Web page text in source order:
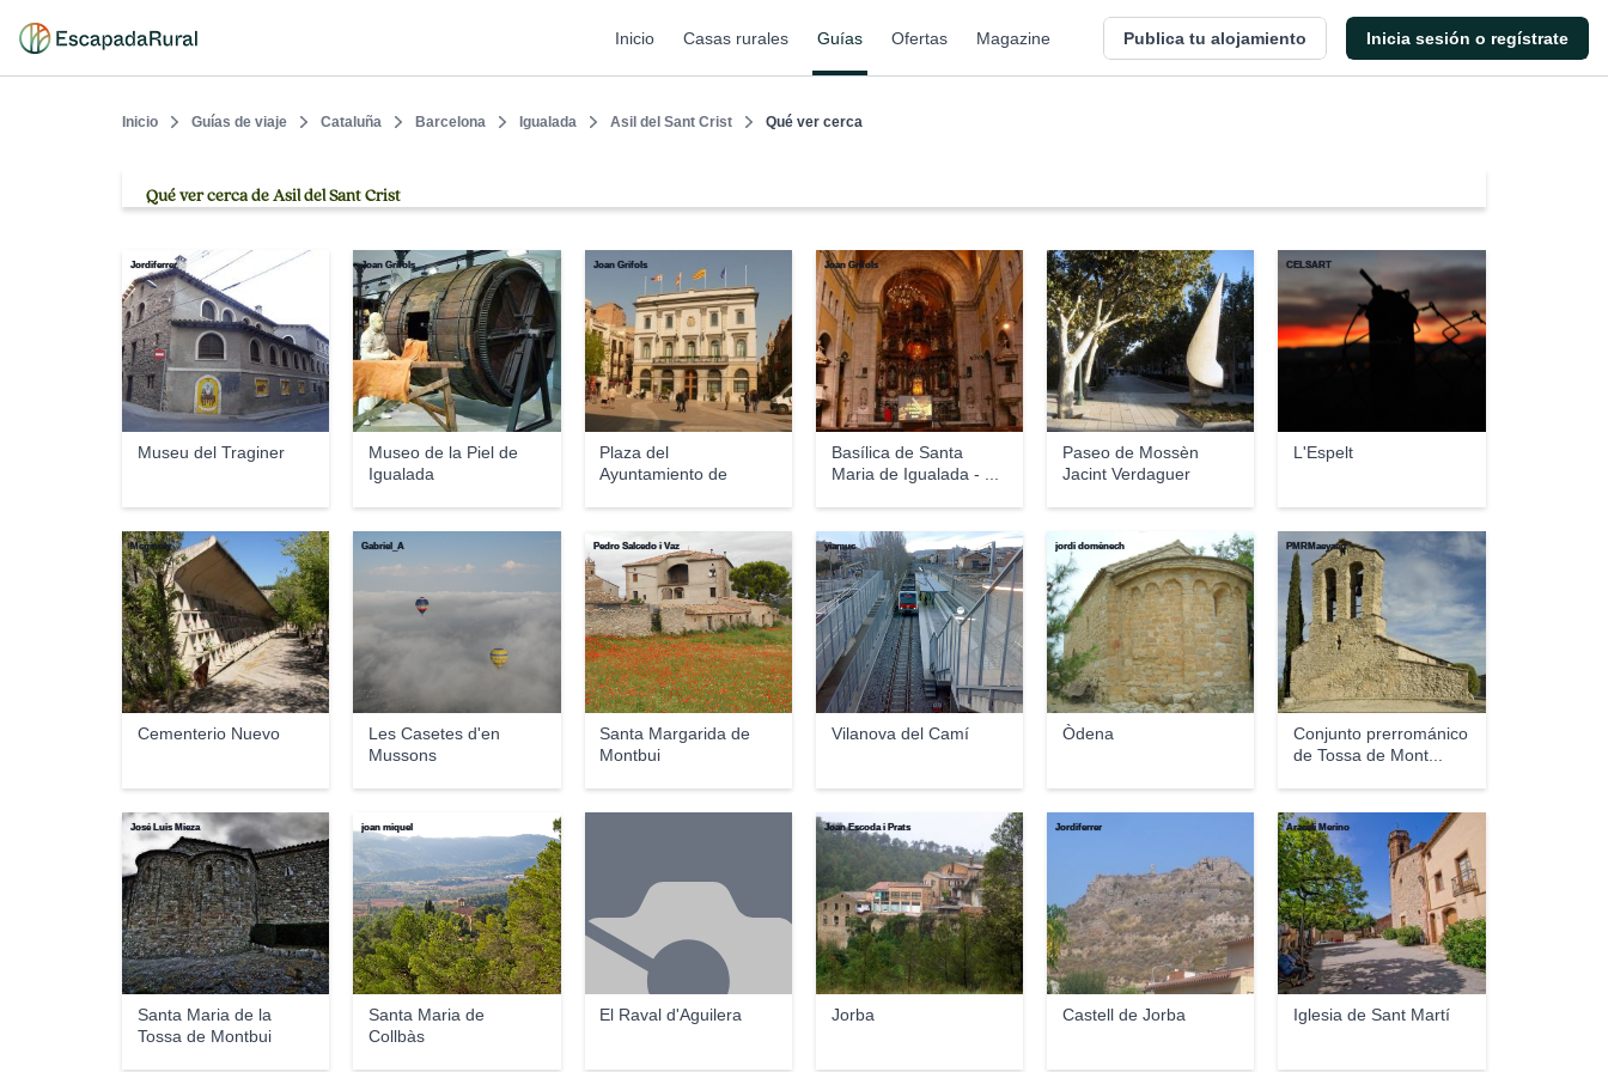
Inicio Casas rurales Guías Ofertas Magazine Publica tu alojamiento Inicia sesión o regístrate
Inicio Guías de viaje Cataluña Barcelona Igualada Asil del Sant Crist Qué ver cerca
Qué ver cerca de Asil del Sant Crist
Museu del Traginer
Jordiferrer
Museo de la Piel de
Igualada
Joan Grifols
Plaza del
Ayuntamiento de
Joan Grifols
Basílica de Santa
Maria de Igualada - ...
Joan Grifols
Paseo de Mossèn
Jacint Verdaguer
Josepsbd
L'Espelt
CELSART
Cementerio Nuevo
Mcginnly
Les Casetes d'en
Mussons
Gabriel_A
Santa Margarida de
Montbui
Pedro Salcedo i Vaz
Vilanova del Camí
yiamuc
Òdena
jordi domènech
Conjunto prerrománico
de Tossa de Mont...
PMRMaeyaert
Santa Maria de la
Tossa de Montbui
José Luis Mieza
Santa Maria de
Collbàs
joan miquel
El Raval d'Aguilera Jorba
Joan Escoda i Prats
Castell de Jorba
Jordiferrer
Iglesia de Sant Martí
Araceli Merino